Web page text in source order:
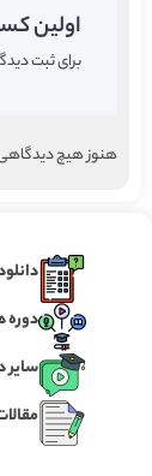
اولین
برای ثبت
هنوز هیچ
دوره
سایر